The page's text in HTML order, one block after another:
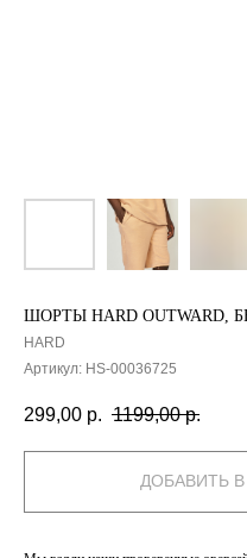
ШОРТЫ HARD OUTWARD,
HARD
Артикул: HS-00036725
299,00 р. 1199,00 р.
ДОБАВИТЬ